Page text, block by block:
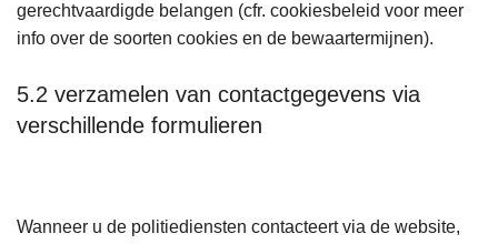
gerechtvaardigde belangen (cfr. cookiesbeleid voor meer
info over de soorten cookies en de bewaartermijnen).
5.2 verzamelen van contactgegevens via
verschillende formulieren
Wanneer u de politiediensten contacteert via de website,